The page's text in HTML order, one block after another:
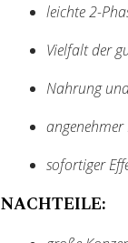
leichte 2-
Vielfalt der
Nahrung
sofortiger
NACHTEILE: